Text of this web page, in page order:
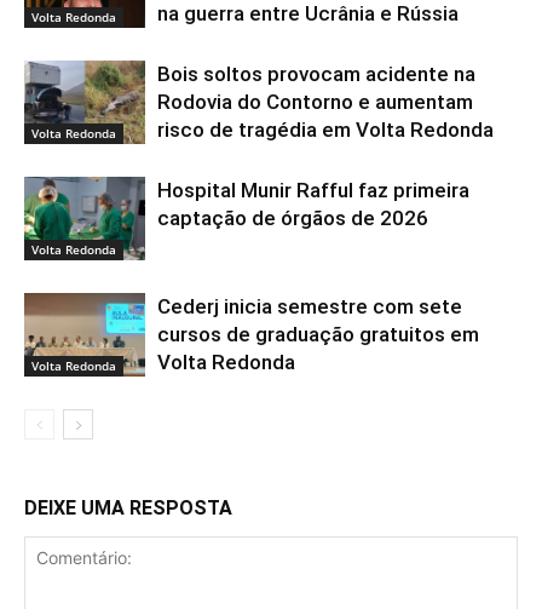
Volta Redonda
na guerra entre Ucrânia e Rússia
Volta Redonda
Bois soltos provocam acidente na
Rodovia do Contorno e aumentam
risco de tragédia em Volta Redonda
Volta Redonda
Hospital Munir Rafful faz primeira
captação de órgãos de 2026
Volta Redonda
Cederj inicia semestre com sete
cursos de graduação gratuitos em
Volta Redonda
DEIXE UMA RESPOSTA